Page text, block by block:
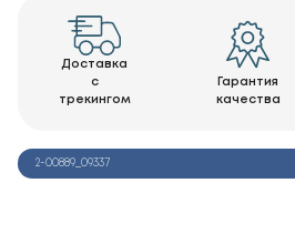
Доставка
с
трекингом
Гарантия
качества
2-00889_09337